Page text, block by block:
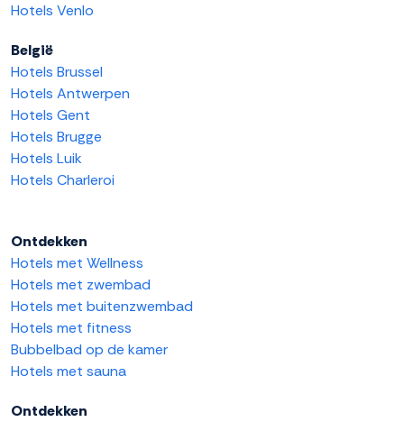
Hotels Venlo
België
Hotels Brussel
Hotels Antwerpen
Hotels Gent
Hotels Brugge
Hotels Luik
Hotels Charleroi
Ontdekken
Hotels met Wellness
Hotels met zwembad
Hotels met buitenzwembad
Hotels met fitness
Bubbelbad op de kamer
Hotels met sauna
Ontdekken